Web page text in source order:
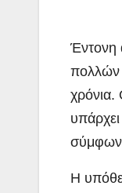
Έντονη
πολλών
χρόνια.
Η